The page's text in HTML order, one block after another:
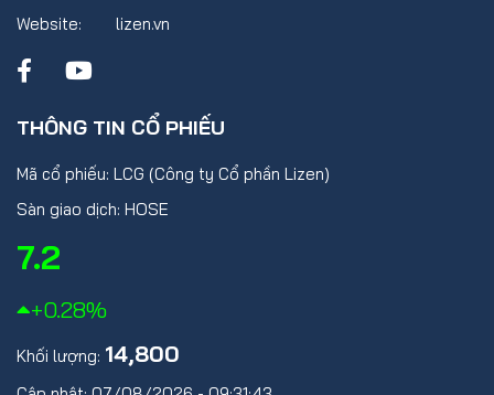
Website:
lizen.vn
THÔNG TIN CỔ PHIẾU
Mã cổ phiếu: LCG (Công ty Cổ phần Lizen)
Sàn giao dịch: HOSE
7.2
+0.28%
Khối lượng: 14,800